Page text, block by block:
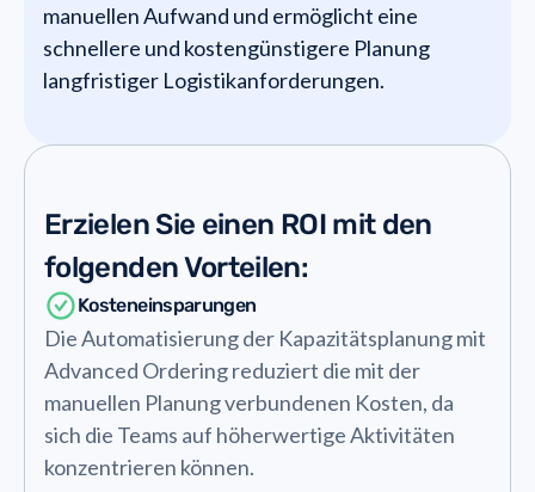
manuellen Aufwand und ermöglicht eine
schnellere und kostengünstigere Planung
langfristiger Logistikanforderungen.
Erzielen Sie einen ROI mit den
folgenden Vorteilen:
Kosteneinsparungen
Die Automatisierung der Kapazitätsplanung mit
Advanced Ordering reduziert die mit der
manuellen Planung verbundenen Kosten, da
sich die Teams auf höherwertige Aktivitäten
konzentrieren können.